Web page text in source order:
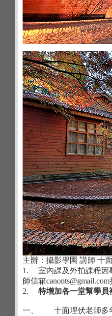
主辦：攝影學園 講師 十
1.
室內課及外拍課程因
師信箱
2.
特增加各一堂幫學員
一、
十面埋伏老師多